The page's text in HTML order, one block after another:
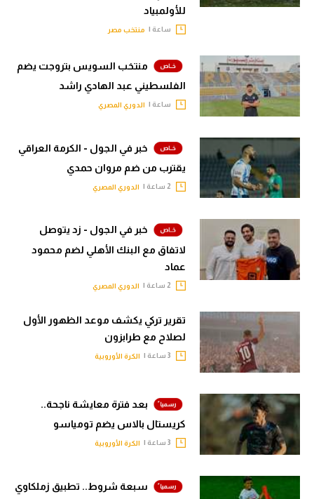
للأولمبياد
ساعة | منتخب مصر
منتخب السويس بتروجت يضم
الفلسطيني عبد الهادي راشد
ساعة | الدوري المصري
خبر في الجول - الكرمة العراقي
يقترب من ضم مروان حمدي
الدوري المصري
خبر في الجول - زد يتوصل
لاتفاق مع البنك الأهلي لضم محمود
عماد
الدوري المصري
تقرير تركي يكشف موعد الظهور الأول
لصلاح مع طرابزون
الكرة الأوروبية
بعد فترة معايشة ناجحة..
كريستال بالاس يضم تومياسو
الكرة الأوروبية
سبعة شروط.. تطبيق زملكاوي